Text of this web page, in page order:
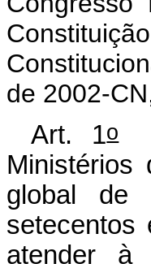
de 2002-
Art. 1o
Ministérios
global de
setecentos
atender à